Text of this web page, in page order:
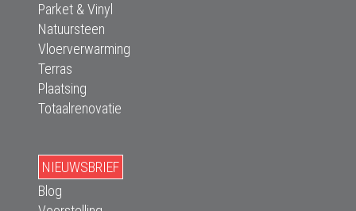
Parket & Vinyl
Natuursteen
Vloerverwarming
Terras
Plaatsing
Totaalrenovatie
NIEUWSBRIEF
Blog